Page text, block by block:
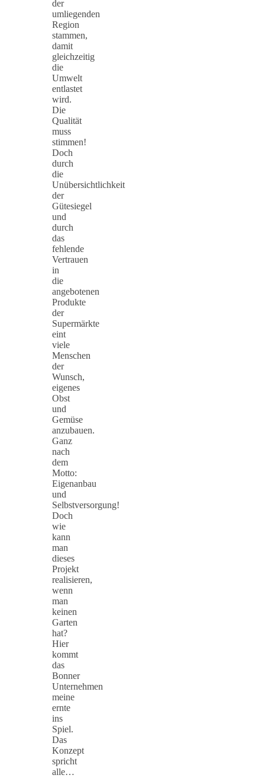
der
umliegenden
Region
stammen,
damit
gleichzeitig
die
Umwelt
entlastet
wird.
Die
Qualität
muss
stimmen!
Doch
durch
die
Unübersichtlichkeit
der
Gütesiegel
und
durch
das
fehlende
Vertrauen
in
die
angebotenen
Produkte
der
Supermärkte
eint
viele
Menschen
der
Wunsch,
eigenes
Obst
und
Gemüse
anzubauen.
Ganz
nach
dem
Motto:
Eigenanbau
und
Selbstversorgung!
Doch
wie
kann
man
dieses
Projekt
realisieren,
wenn
man
keinen
Garten
hat?
Hier
kommt
das
Bonner
Unternehmen
meine
ernte
ins
Spiel.
Das
Konzept
spricht
alle…